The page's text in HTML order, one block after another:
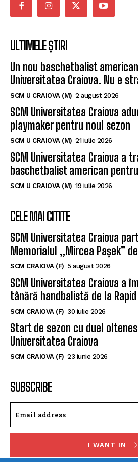
ULTIMELE ȘTIRI
Un nou baschetbalist
Universitatea Craiova. Nu e
SCM U CRAIOVA (M) 2 august 2026
SCM Universitatea Craiova
playmaker pentru noul sezon
SCM U CRAIOVA (M) 21 iulie 2026
SCM Universitatea Craiova a
baschetbalist american
SCM U CRAIOVA (M) 19 iulie 2026
CELE MAI CITITE
SCM Universitatea Craiova
Memorialul „Mircea Pașek”
SCM CRAIOVA (F) 5 august 2026
SCM Universitatea Craiova a
tânără handbalistă de la
SCM CRAIOVA (F) 30 iulie 2026
Start de sezon cu duel
Universitatea Craiova
SCM CRAIOVA (F) 23 iunie 2026
SUBSCRIBE
I WANT IN